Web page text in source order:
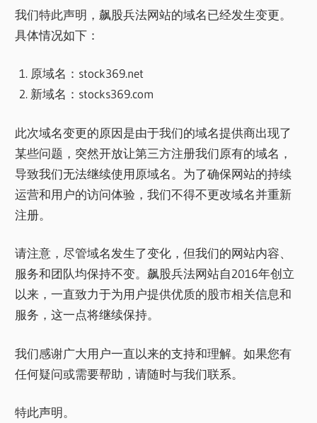
我们特此声明，飙股兵法网站的域名已经发生变更。
具体情况如下：
原域名：stock369.net
新域名：stocks369.com
此次域名变更的原因是由于我们的域名提供商出现了
某些问题，突然开放让第三方注册我们原有的域名，
导致我们无法继续使用原域名。为了确保网站的持续
运营和用户的访问体验，我们不得不更改域名并重新
注册。
请注意，尽管域名发生了变化，但我们的网站内容、
服务和团队均保持不变。飙股兵法网站自2016年创立
以来，一直致力于为用户提供优质的股市相关信息和
服务，这一点将继续保持。
我们感谢广大用户一直以来的支持和理解。如果您有
任何疑问或需要帮助，请随时与我们联系。
特此声明。